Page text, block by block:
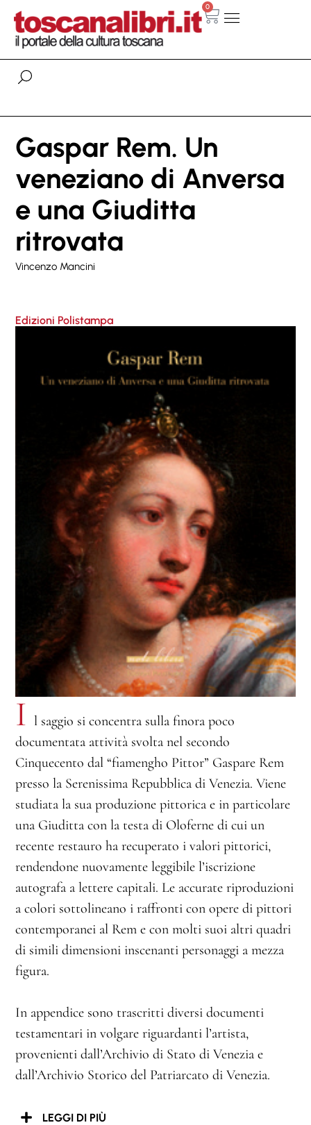
0
Gaspar Rem. Un
veneziano di Anversa
e una Giuditta
ritrovata
Vincenzo Mancini
Edizioni Polistampa
I l saggio si concentra sulla finora poco
documentata attività svolta nel secondo
Cinquecento dal “fiamengho Pittor” Gaspare Rem
presso la Serenissima Repubblica di Venezia. Viene
studiata la sua produzione pittorica e in particolare
una Giuditta con la testa di Oloferne di cui un
recente restauro ha recuperato i valori pittorici,
rendendone nuovamente leggibile l’iscrizione
autografa a lettere capitali. Le accurate riproduzioni
a colori sottolineano i raffronti con opere di pittori
contemporanei al Rem e con molti suoi altri quadri
di simili dimensioni inscenanti personaggi a mezza
figura.
In appendice sono trascritti diversi documenti
testamentari in volgare riguardanti l’artista,
provenienti dall’Archivio di Stato di Venezia e
dall’Archivio Storico del Patriarcato di Venezia.
LEGGI DI PIÙ